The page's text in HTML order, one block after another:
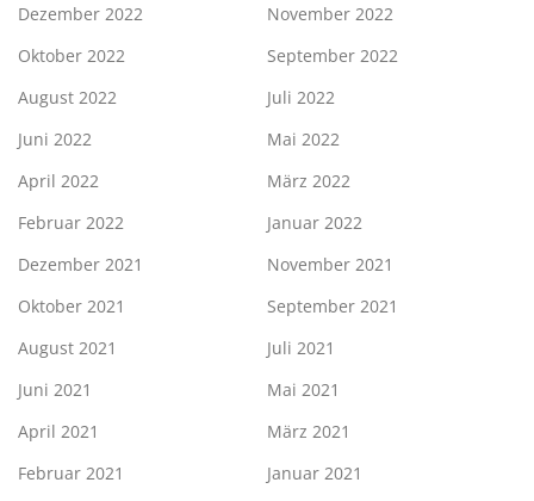
Dezember 2022
November 2022
Oktober 2022
September 2022
August 2022
Juli 2022
Juni 2022
Mai 2022
April 2022
März 2022
Februar 2022
Januar 2022
Dezember 2021
November 2021
Oktober 2021
September 2021
August 2021
Juli 2021
Juni 2021
Mai 2021
April 2021
März 2021
Februar 2021
Januar 2021